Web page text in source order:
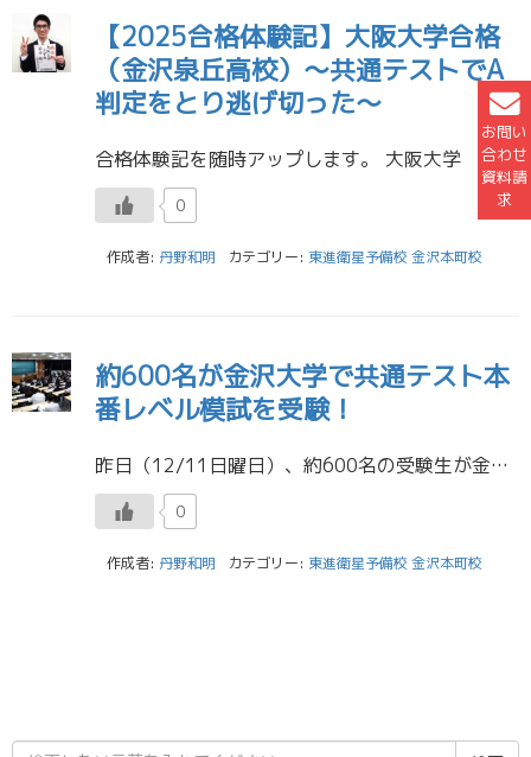
お問い
合わせ
資料請
求
【2025合格体験記】大阪大学合格
（金沢泉丘高校）～共通テストでA
判定をとり逃げ切った～
合格体験記を随時アップします。 大阪大学 工学部合格 Mくん 金沢泉丘高校 定期テスト前に、テスト範囲を総復習することで、授業の時にきちんと理解できていなかった部分を理解することができました。そのおかげで共通テストの時 […]
0
作成者: 丹野和明 カテゴリー: 東進衛星予備校 金沢本町校
約600名が金沢大学で共通テスト本
番レベル模試を受験！
昨日（12/11日曜日）、約600名の受験生が金沢大学にて、共通テスト本番レベル模試を受験しました。 金沢有松校・金沢本町校・松任駅前校の3校舎合同での開催です。 当日は、星稜・金沢西・金沢・遊学館・七尾・羽咋・鵬学園と […]
0
作成者: 丹野和明 カテゴリー: 東進衛星予備校 金沢本町校
検